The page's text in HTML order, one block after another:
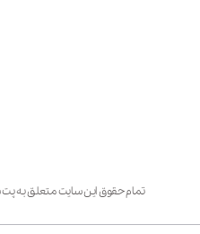
تمام حقوق این سایت متعلق به پت